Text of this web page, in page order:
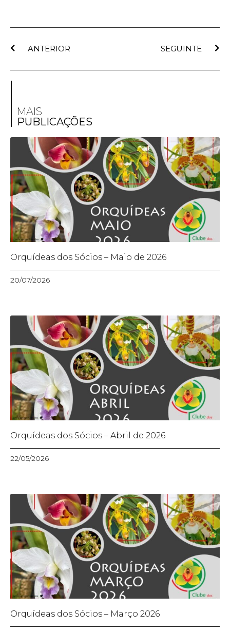
ANTERIOR SEGUINTE
MAIS
PUBLICAÇÕES
Orquídeas dos Sócios – Maio de 2026
20/07/2026
Orquídeas dos Sócios – Abril de 2026
22/05/2026
Orquídeas dos Sócios – Março 2026